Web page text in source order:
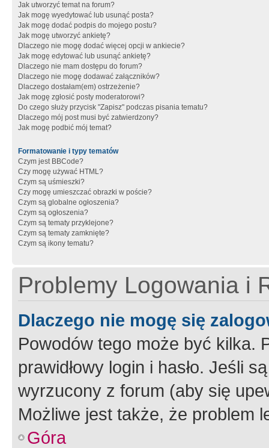
Jak utworzyć temat na forum?
Jak mogę wyedytować lub usunąć posta?
Jak mogę dodać podpis do mojego postu?
Jak mogę utworzyć ankietę?
Dlaczego nie mogę dodać więcej opcji w ankiecie?
Jak mogę edytować lub usunąć ankietę?
Dlaczego nie mam dostępu do forum?
Dlaczego nie mogę dodawać załączników?
Dlaczego dostałam(em) ostrzeżenie?
Jak mogę zgłosić posty moderatorowi?
Do czego służy przycisk "Zapisz" podczas pisania tematu?
Dlaczego mój post musi być zatwierdzony?
Jak mogę podbić mój temat?
Formatowanie i typy tematów
Czym jest BBCode?
Czy mogę używać HTML?
Czym są uśmieszki?
Czy mogę umieszczać obrazki w poście?
Czym są globalne ogłoszenia?
Czym są ogłoszenia?
Czym są tematy przyklejone?
Czym są tematy zamknięte?
Czym są ikony tematu?
Problemy Logowania i
Dlaczego nie mogę się
Powodów tego może być kilka.
prawidłowy login i hasło. Jeśli
wyrzucony z forum (aby się
Możliwe jest także, że problem
Góra